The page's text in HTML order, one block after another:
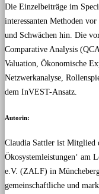
Die Einzelbeiträge im
interessanten Methoden
und Schwächen hin. Die
Comparative Analysis
Valuation, Ökonomische
Netzwerkanalyse,
dem InVEST-Ansatz.
Autorin:
Claudia Sattler ist Mitglied
Ökosystemleistungen‘ am
e.V. (ZALF) in
gemeinschaftliche und